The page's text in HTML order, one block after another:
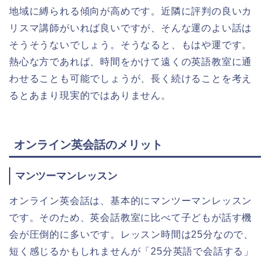
地域に縛られる傾向が高めです。近隣に評判の良いカ
リスマ講師がいれば良いですが、そんな運のよい話は
そうそうないでしょう。そうなると、もはや運です。
熱心な方であれば、時間をかけて遠くの英語教室に通
わせることも可能でしょうが、長く続けることを考え
るとあまり現実的ではありません。
オンライン英会話のメリット
マンツーマンレッスン
オンライン英会話は、基本的にマンツーマンレッスン
です。そのため、英会話教室に比べて子どもが話す機
会が圧倒的に多いです。レッスン時間は25分なので、
短く感じるかもしれませんが「25分英語で会話する」